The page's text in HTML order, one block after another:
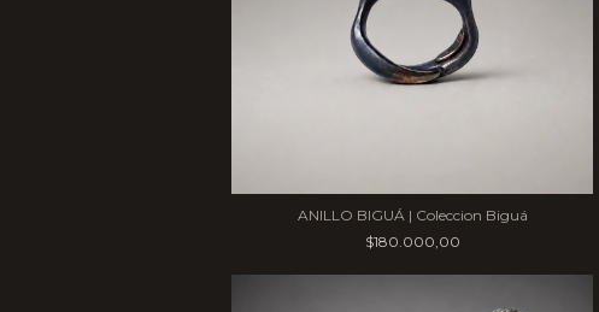
ANILLO BIGUÁ | Coleccion Biguá
$180.000,00